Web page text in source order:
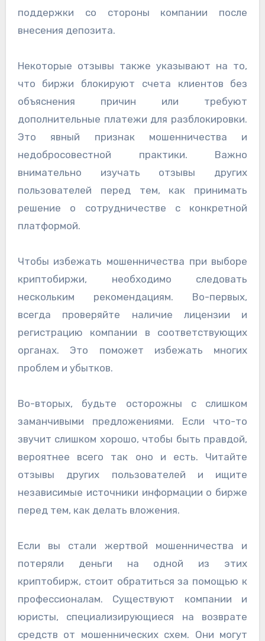
поддержки со стороны компании после
внесения депозита.
Некоторые отзывы также указывают на то,
что биржи блокируют счета клиентов без
объяснения причин или требуют
дополнительные платежи для разблокировки.
Это явный признак мошенничества и
недобросовестной практики. Важно
внимательно изучать отзывы других
пользователей перед тем, как принимать
решение о сотрудничестве с конкретной
платформой.
Чтобы избежать мошенничества при выборе
криптобиржи, необходимо следовать
нескольким рекомендациям. Во-первых,
всегда проверяйте наличие лицензии и
регистрацию компании в соответствующих
органах. Это поможет избежать многих
проблем и убытков.
Во-вторых, будьте осторожны с слишком
заманчивыми предложениями. Если что-то
звучит слишком хорошо, чтобы быть правдой,
вероятнее всего так оно и есть. Читайте
отзывы других пользователей и ищите
независимые источники информации о бирже
перед тем, как делать вложения.
Если вы стали жертвой мошенничества и
потеряли деньги на одной из этих
криптобирж, стоит обратиться за помощью к
профессионалам. Существуют компании и
юристы, специализирующиеся на возврате
средств от мошеннических схем. Они могут